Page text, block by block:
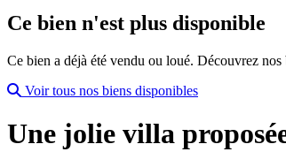
Ce bien n'est plus disponible
Ce bien a déjà été vendu ou loué. Découvrez nos
Voir tous nos biens disponibles
Une jolie villa